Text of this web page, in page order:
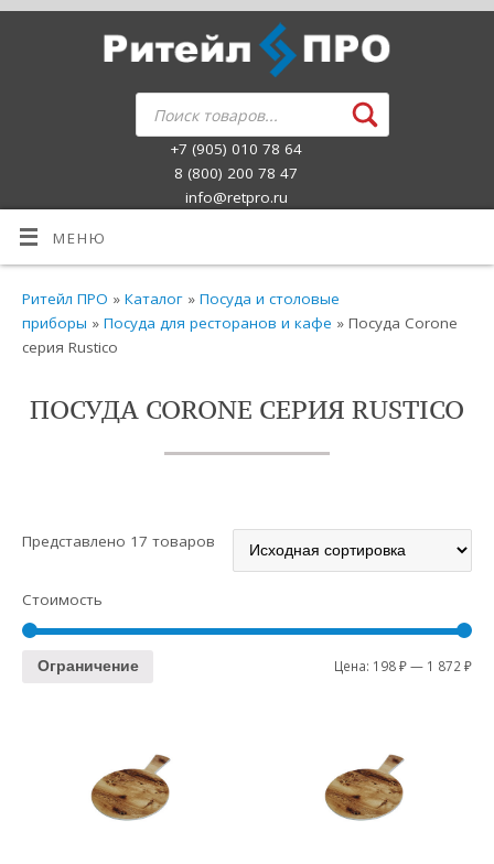
+7 (905) 010 78 64
8 (800) 200 78 47
info@retpro.ru
МЕНЮ
Ритейл ПРО »Каталог »Посуда и столовые
приборы »Посуда для ресторанов и кафе » Посуда Corone
серия Rustico
ПОСУДА CORONE СЕРИЯ RUSTICO
Представлено 17 товаров
Стоимость
Ограничение Цена: 198 ₽— 1 872 ₽